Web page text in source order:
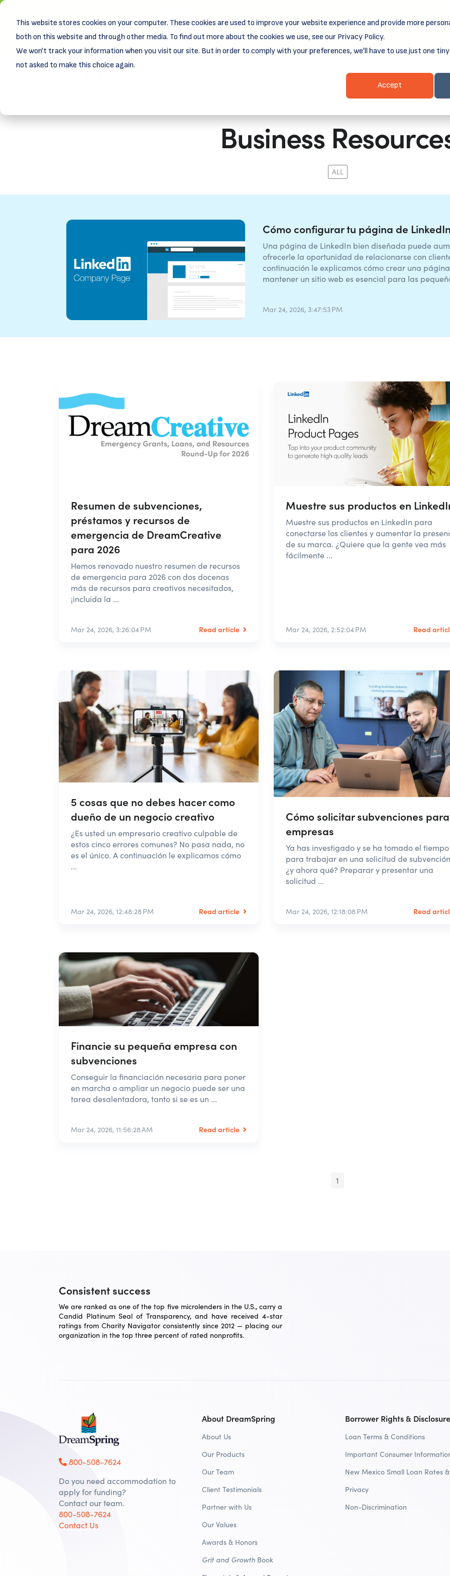
This website stores cookies on your computer. These cookies are used to improve your website experience and provide more
both on this website and through other media. To find out more about the cookies we use, see our Privacy Policy.
We won't track your information when you visit our site. But in order to comply with your preferences, we'll have to use just one
not asked to make this choice again.
Accept
New! DreamSpring's first book is for small business owners,
Learn more aboutGrit and Growth.
Client Login &
Business
ALL
Cómo configurar tu página de
Una página de LinkedIn bien diseñada puede
ofrecerle la oportunidad de relacionarse con
continuación le explicamos cómo crear una
mantener un sitio web es esencial para las
Mar 24, 2026, 3:47:53 PM
Resumen de subvenciones,
préstamos y recursos de
emergencia de DreamCreative
para 2026
Hemos renovado nuestro resumen de recursos
de emergencia para 2026 con dos docenas
más de recursos para creativos necesitados,
¡incluida la ...
Mar 24, 2026, 3:26:04 PM Read article
Muestre sus productos en
Muestre sus productos en LinkedIn para
conectarse los clientes y aumentar la
de su marca. ¿Quiere que la gente vea más
fácilmente ...
Mar 24, 2026, 2:52:04 PM Read
5 cosas que no debes hacer como
dueño de un negocio creativo
¿Es usted un empresario creativo culpable de
estos cinco errores comunes? No pasa nada, no
es el único. A continuación le explicamos cómo
...
Mar 24, 2026, 12:48:28 PM Read article
Cómo solicitar subvenciones para
empresas
Ya has investigado y se ha tomado el tiempo
para trabajar en una solicitud de
¿y ahora qué? Preparar y presentar una
solicitud ...
Mar 24, 2026, 12:18:08 PM Read
Financie su pequeña empresa con
subvenciones
Conseguir la financiación necesaria para poner
en marcha o ampliar un negocio puede ser una
tarea desalentadora, tanto si se es un ...
Mar 24, 2026, 11:56:28 AM Read article
1
Consistent success
We are ranked as one of the top five microlenders in the U.S., carry a
Candid Platinum Seal of Transparency, and have received 4-star
ratings from Charity Navigator consistently since 2012 — placing our
organization in the top three percent of rated nonprofits.
About DreamSpring
About Us
Our Products
Our Team
Client Testimonials
Partner with Us
Our Values
Awards & Honors
Grit and Growth Book
Borrower Rights &
Loan Terms & Conditions
Important Consumer
New Mexico Small Loan Rates &
Privacy
Non-Discrimination
800-508-7624
Do you need accommodation to
apply for funding?
Contact our team.
800-508-7624
Contact Us